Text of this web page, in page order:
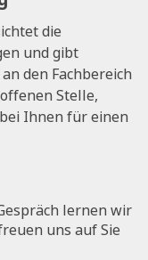
die
und gibt
den Fachbereich
Stelle,
Ihnen für einen
lernen wir
uns auf Sie